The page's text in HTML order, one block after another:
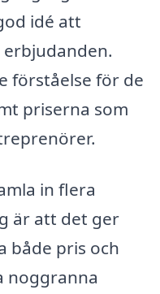
idé att
förståelse för de
priserna som
in flera
är att det ger
både pris och
noggranna